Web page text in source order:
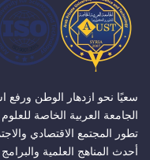
سعيًا نحو ازدهار الوطن ورفع
الجامعة العربية الخاصة
تطور المجتمع الاقتصادي
أحدث المناهج العلمية والبرامج